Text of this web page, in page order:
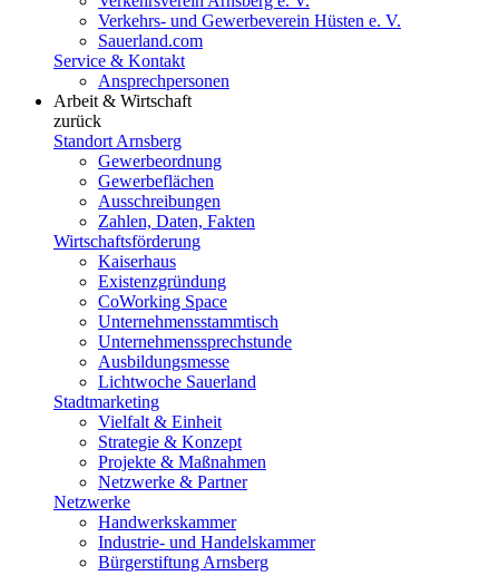
Verkehrs- und Gewerbeverein Hüsten e. V.
Sauerland.com
Service & Kontakt
Ansprechpersonen
Arbeit & Wirtschaft
zurück
Standort Arnsberg
Gewerbeordnung
Gewerbeflächen
Ausschreibungen
Zahlen, Daten, Fakten
Wirtschaftsförderung
Kaiserhaus
Existenzgründung
CoWorking Space
Unternehmensstammtisch
Unternehmenssprechstunde
Ausbildungsmesse
Lichtwoche Sauerland
Stadtmarketing
Vielfalt & Einheit
Strategie & Konzept
Projekte & Maßnahmen
Netzwerke & Partner
Netzwerke
Handwerkskammer
Industrie- und Handelskammer
Bürgerstiftung Arnsberg